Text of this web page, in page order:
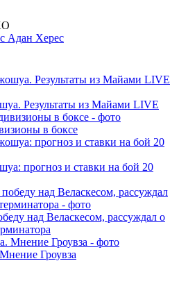
Адан Херес
Результаты из Майами LIVE
в боксе
прогноз и ставки на бой 20
над Веласкесом, рассуждал о
Гроувза